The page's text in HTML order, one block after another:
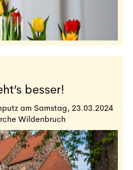
besser!
am Samstag, 23.03.2024
Wildenbruch